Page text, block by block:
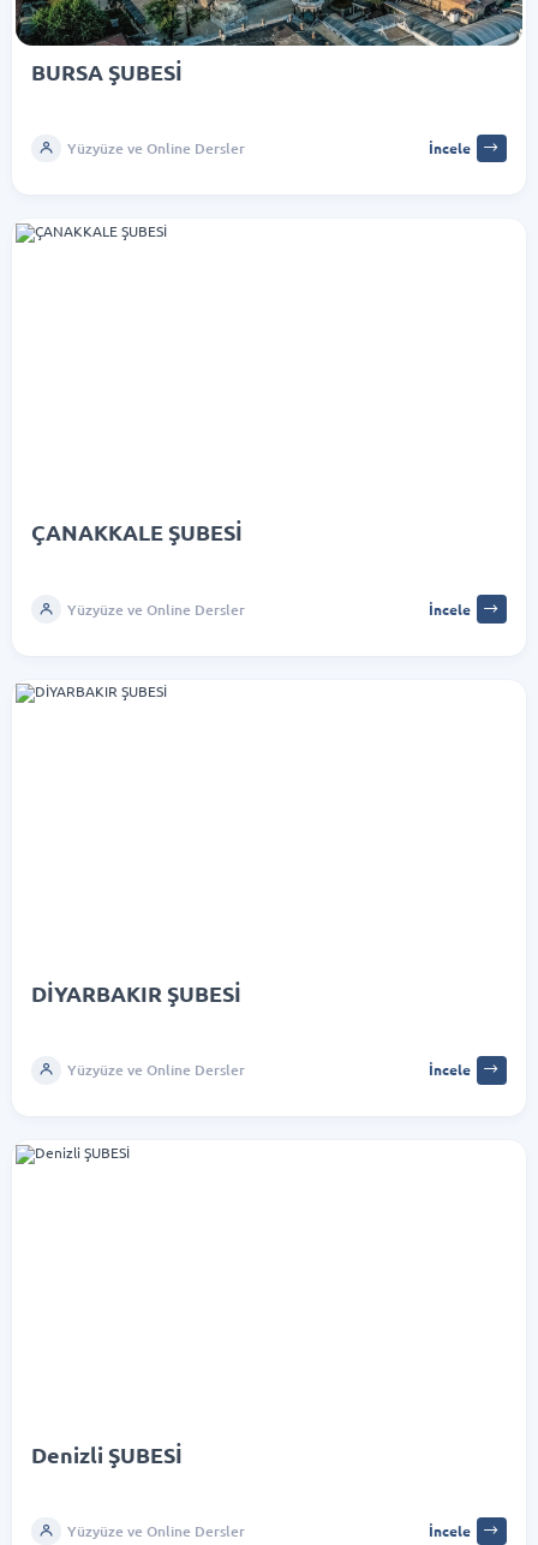
BURSA ŞUBESİ
Yüzyüze ve Online Dersler İncele
ÇANAKKALE ŞUBESİ
Yüzyüze ve Online Dersler İncele
DİYARBAKIR ŞUBESİ
Yüzyüze ve Online Dersler İncele
Denizli ŞUBESİ
Yüzyüze ve Online Dersler İncele